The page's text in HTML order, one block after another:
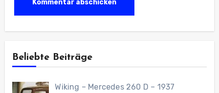
Beliebte Beiträge
Wiking – Mercedes 260 D – 1937